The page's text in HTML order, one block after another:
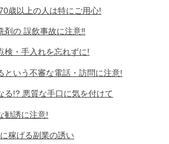
歳以上の人は特にご用心!
剤の 誤飲事故に注意‼
検・手入れを忘れずに!
という不審な電話・訪問に注意!
る!? 悪質な手口に気を付けて
勧誘に注意!
稼げる副業の誘い